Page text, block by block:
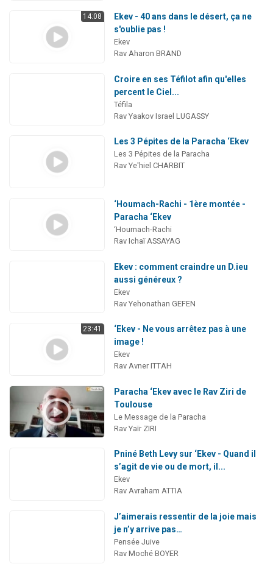
14:08
Ekev - 40 ans dans le désert, ça ne
s'oublie pas !
Ekev
Rav Aharon BRAND
Croire en ses Téfilot afin qu'elles
percent le Ciel...
Téfila
Rav Yaakov Israel LUGASSY
Les 3 Pépites de la Paracha ‘Ekev
Les 3 Pépites de la Paracha
Rav Ye'hiel CHARBIT
‘Houmach-Rachi - 1ère montée -
Paracha ‘Ekev
‘Houmach-Rachi
Rav Ichaï ASSAYAG
Ekev : comment craindre un D.ieu
aussi généreux ?
Ekev
Rav Yehonathan GEFEN
23:41
‘Ekev - Ne vous arrêtez pas à une
image !
Ekev
Rav Avner ITTAH
Paracha ‘Ekev avec le Rav Ziri de
Toulouse
Le Message de la Paracha
Rav Yaïr ZIRI
Pniné Beth Levy sur ‘Ekev - Quand il
s’agit de vie ou de mort, il...
Ekev
Rav Avraham ATTIA
J’aimerais ressentir de la joie mais
je n’y arrive pas…
Pensée Juive
Rav Moché BOYER